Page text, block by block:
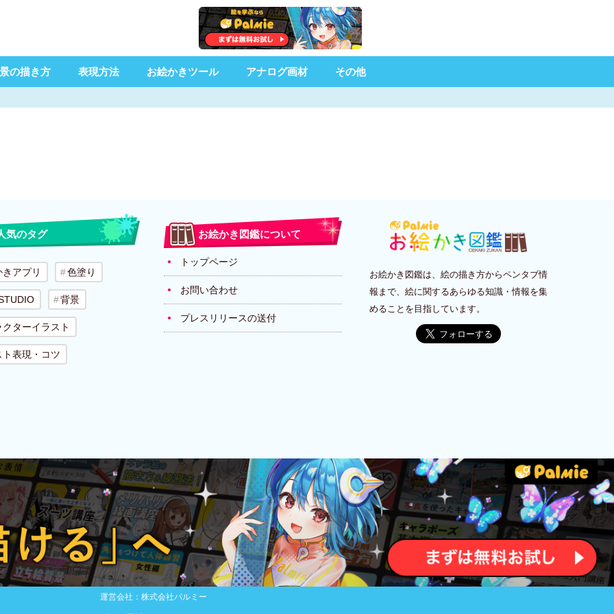
の描き方 表現方法 お絵かきツール アナログ画材 その他
気のタグ
アプリ 色塗り
背景
ターイラスト
ト表現・コツ
お絵かき図鑑について
トップページ
お問い合わせ
プレスリリースの送付
お絵かき図鑑は、絵の描き方からペンタブ情
報まで、絵に関するあらゆる知識・情報を集
めることを目指しています。
運営会社：株式会社パルミー